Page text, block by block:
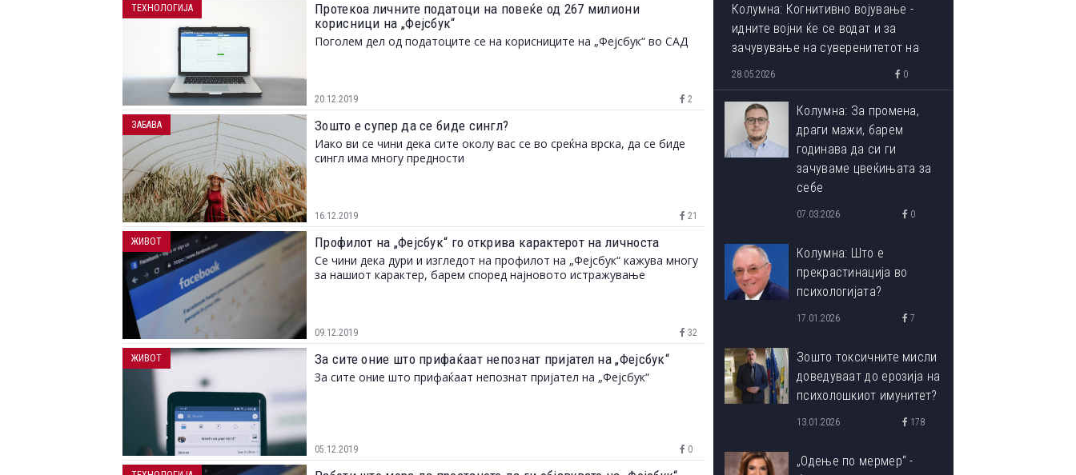
Протекоа личните податоци на повеќе од 267 милиони
корисници на „Фејсбук“
Поголем дел од податоците се на корисниците на „Фејсбук“ во САД
20.12.2019 2
ТЕХНОЛОГИЈА
Зошто е супер да се биде сингл?
Иако ви се чини дека сите околу вас се во среќна врска, да се биде
сингл има многу предности
16.12.2019 21
ЗАБАВА
Профилот на „Фејсбук“ го открива карактерот на личноста
Се чини дека дури и изгледот на профилот на „Фејсбук“ кажува многу
за нашиот карактер, барем според најновото истражување
09.12.2019 32
ЖИВОТ
За сите оние што прифаќаат непознат пријател на „Фејсбук“
За сите оние што прифаќаат непознат пријател на „Фејсбук“
05.12.2019 0
ЖИВОТ
Колумна: Когнитивно војување -
идните војни ќе се водат и за
зачувување на суверенитетот на
сопствениот ум
28.05.2026 0
Колумна: За промена,
драги мажи, барем
годинава да си ги
зачуваме цвеќињата за
себе
07.03.2026 0
Колумна: Што е
прекрастинација во
психологијата?
17.01.2026 7
Зошто токсичните мисли
доведуваат до ерозија на
психолошкиот имунитет?
13.01.2026 178
„Одење по мермер“ -